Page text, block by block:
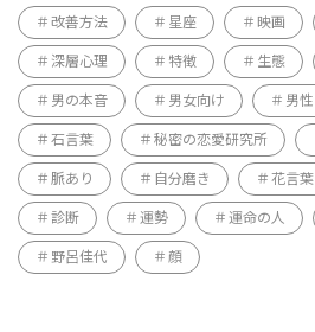
改善方法 星座 映画
深層心理 特徴 生態
男の本音 男女向け 男
石言葉 秘密の恋愛研究所
脈あり 自分磨き 花言葉
診断 運勢 運命の人
野呂佳代 顔